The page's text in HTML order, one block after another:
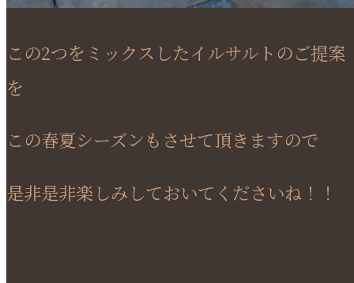
この2つをミックスしたイルサルトのご提案
を
この春夏シーズンもさせて頂きますので
是非是非楽しみしておいてくださいね！！